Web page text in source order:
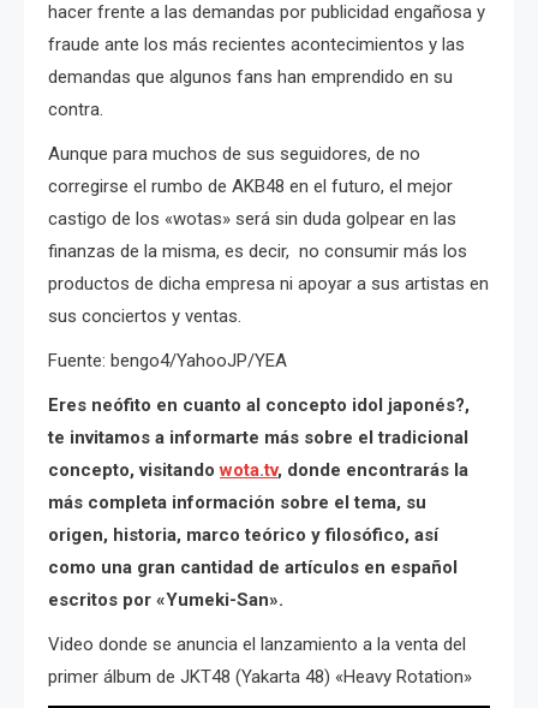
hacer frente a las demandas por publicidad engañosa y
fraude ante los más recientes acontecimientos y las
demandas que algunos fans han emprendido en su
contra.
Aunque para muchos de sus seguidores, de no
corregirse el rumbo de AKB48 en el futuro, el mejor
castigo de los «wotas» será sin duda golpear en las
finanzas de la misma, es decir, no consumir más los
productos de dicha empresa ni apoyar a sus artistas en
sus conciertos y ventas.
Fuente: bengo4/YahooJP/YEA
Eres neófito en cuanto al concepto idol japonés?,
te invitamos a informarte más sobre el tradicional
concepto, visitandowota.tv, donde encontrarás la
más completa información sobre el tema, su
origen, historia, marco teórico y filosófico, así
como una gran cantidad de artículos en español
escritos por «Yumeki-San».
Video donde se anuncia el lanzamiento a la venta del
primer álbum de JKT48 (Yakarta 48) «Heavy Rotation»